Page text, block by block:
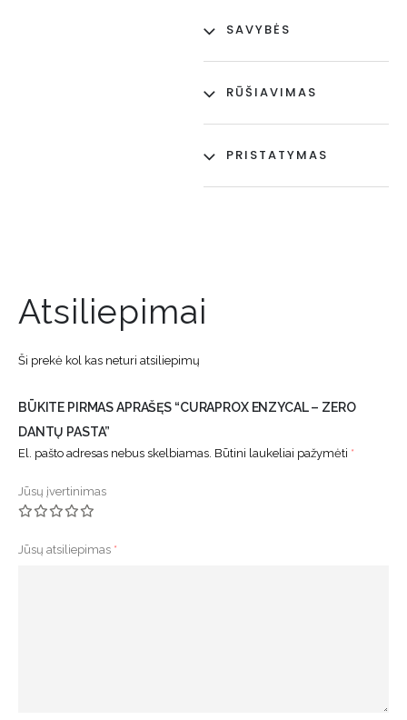
SAVYBĖS
RŪŠIAVIMAS
PRISTATYMAS
Atsiliepimai
Ši prekė kol kas neturi atsiliepimų
BŪKITE PIRMAS APRAŠĘS “CURAPROX ENZYCAL – ZERO
DANTŲ PASTA”
El. pašto adresas nebus skelbiamas. Būtini laukeliai pažymėti *
Jūsų įvertinimas
Jūsų atsiliepimas *